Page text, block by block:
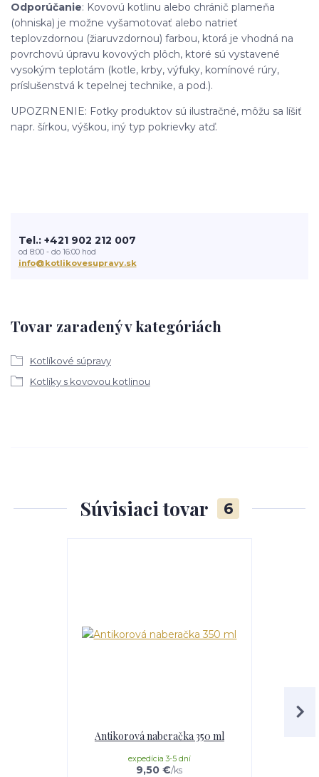
Odporúčanie: Kovovú kotlinu alebo chránič plameňa
(ohniska) je možne vyšamotovať alebo natrieť
teplovzdornou (žiaruvzdornou) farbou, ktorá je vhodná na
povrchovú úpravu kovových plôch, ktoré sú vystavené
vysokým teplotám (kotle, krby, výfuky, komínové rúry,
príslušenstvá k tepelnej technike, a pod.).
UPOZRNENIE: Fotky produktov sú ilustračné, môžu sa líšiť
napr. šírkou, výškou, iný typ pokrievky atď.
Tovar zaradený v kategóriách
Kotlíkové súpravy
Kotlíky s kovovou kotlinou
Tel.: +421 902 212 007
od 8:00 - do 16:00 hod
info@kotlikovesupravy.sk
Súvisiaci tovar 6
Antikorová naberačka 350 ml
9,50 €/ks
expedícia 3-5 dní